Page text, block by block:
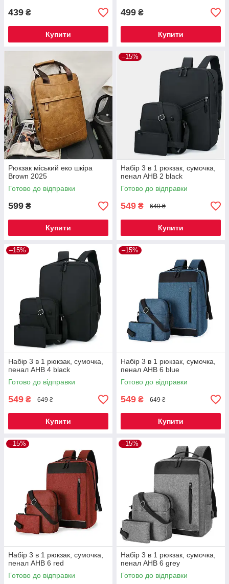
439 ₴
Купити
499 ₴
Купити
Рюкзак міський еко шкіра
Brown 2025
Готово до відправки
599 ₴
Купити
–15%
Набір 3 в 1 рюкзак, сумочка,
пенал AHB 2 black
Готово до відправки
549 ₴ 649 ₴
Купити
–15%
Набір 3 в 1 рюкзак, сумочка,
пенал AHB 4 black
Готово до відправки
549 ₴ 649 ₴
Купити
–15%
Набір 3 в 1 рюкзак, сумочка,
пенал AHB 6 blue
Готово до відправки
549 ₴ 649 ₴
Купити
–15%
Набір 3 в 1 рюкзак, сумочка,
пенал AHB 6 red
Готово до відправки
–15%
Набір 3 в 1 рюкзак, сумочка,
пенал AHB 6 grey
Готово до відправки